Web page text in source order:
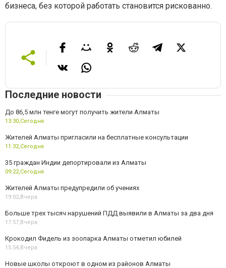
бизнеса, без которой работать становится рискованно.
Последние новости
До 86,5 млн тенге могут получить жители Алматы
13:30,Сегодня
Жителей Алматы пригласили на бесплатные консультации
11:32,Сегодня
35 граждан Индии депортировали из Алматы
09:22,Сегодня
Жителей Алматы предупредили об учениях
19:02,Вчера
Больше трех тысяч нарушений ПДД выявили в Алматы за два дня
17:57,Вчера
Крокодил Фидель из зоопарка Алматы отметил юбилей
15:54,Вчера
Новые школы откроют в одном из районов Алматы